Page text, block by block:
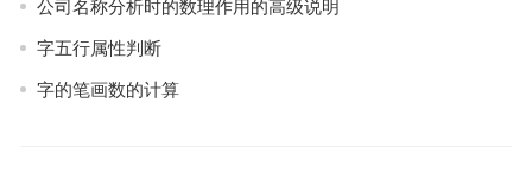
公司名称分析时的数理作用的高级说明
字五行属性判断
字的笔画数的计算